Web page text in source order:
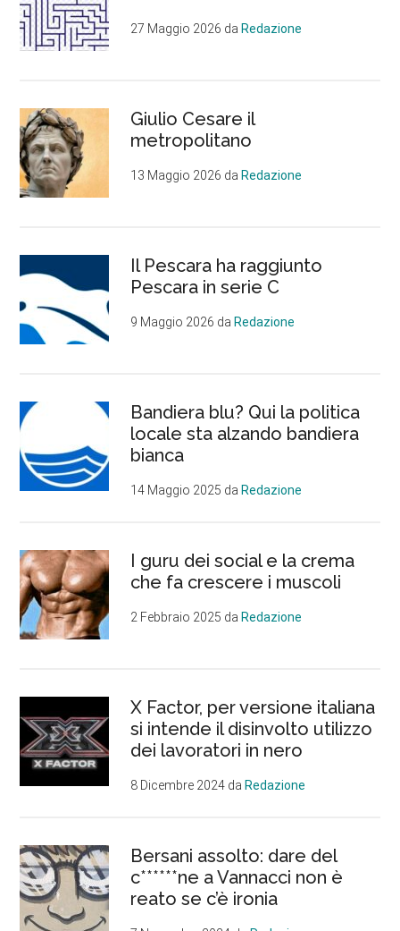
27 Maggio 2026 daRedazione
Giulio Cesare il
metropolitano
13 Maggio 2026 daRedazione
Il Pescara ha raggiunto
Pescara in serie C
9 Maggio 2026 daRedazione
Bandiera blu? Qui la politica
locale sta alzando bandiera
bianca
14 Maggio 2025 daRedazione
I guru dei social e la crema
che fa crescere i muscoli
2 Febbraio 2025 daRedazione
X Factor, per versione italiana
si intende il disinvolto utilizzo
dei lavoratori in nero
8 Dicembre 2024 daRedazione
Bersani assolto: dare del
c******ne a Vannacci non è
reato se c’è ironia